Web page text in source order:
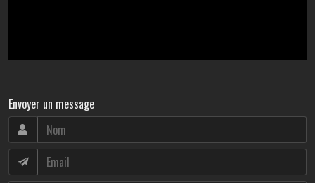
Envoyer un message